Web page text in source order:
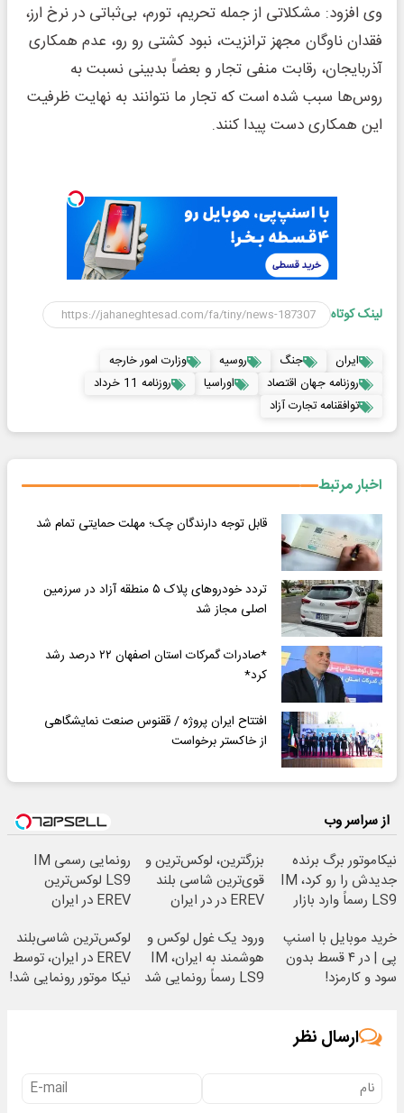
وی افزود: مشکلاتی از جمله تحریم، تورم، بی‌ثباتی در نرخ ارز،
فقدان ناوگان مجهز ترانزیت، نبود کشتی رو رو، عدم همکاری
آذربایجان، رقابت منفی تجار و بعضاً بدبینی نسبت به
روس‌ها سبب شده است که تجار ما نتوانند به نهایت ظرفیت
این همکاری دست پیدا کنند.
لینک کوتاه
ایران جنگ روسیه
وزارت امور خارجه
روزنامه جهان اقتصاد
اوراسیا
روزنامه 11 خرداد
توافقنامه تجارت آزاد
اخبار مرتبط
قابل توجه دارندگان چک؛ مهلت حمایتی تمام شد
تردد خودروهای پلاک ۵ منطقه آزاد در سرزمین
اصلی مجاز شد
*صادرات گمرکات استان اصفهان ۲۲ درصد رشد
کرد*
افتتاح ایران پروژه / ققنوس صنعت نمایشگاهی
از خاکستر برخواست
از سراسر وب
نیکاموتور برگ برنده
جدیدش را رو کرد، IM
LS9 رسماً وارد بازار
بزرگترین، لوکس‌ترین و
قوی‌ترین شاسی بلند
EREV در در ایران
رونمایی رسمی IM
LS9 لوکس‌ترین
EREV در ایران
خرید موبایل با اسنپ
پی | در ۴ قسط بدون
سود و کارمزد!
ورود یک غول لوکس و
هوشمند به ایران، IM
LS9 رسماً رونمایی شد
لوکس‌ترین شاسی‌بلند
EREV در ایران، توسط
نیکا موتور رونمایی شد!
ارسال نظر